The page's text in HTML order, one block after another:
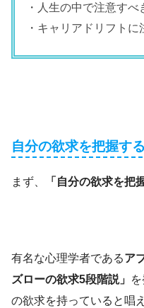
・人生の中で注意す
・キャリアドリフトに
自分の欲求を把握する
まず、 「自分の欲求を把
有名な心理学者であるア
ズローの欲求5段階説」
の欲求を持っていると唱